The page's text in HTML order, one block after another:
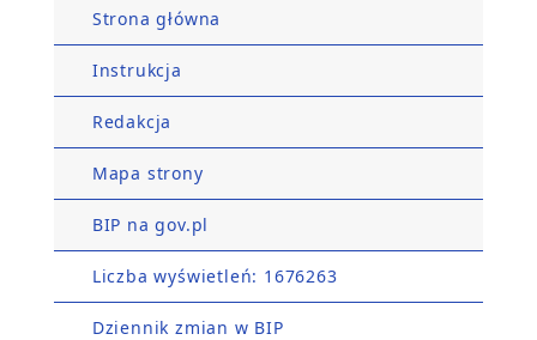
Strona główna
Instrukcja
Redakcja
Mapa strony
BIP na gov.pl
Liczba wyświetleń: 1676263
Dziennik zmian w BIP